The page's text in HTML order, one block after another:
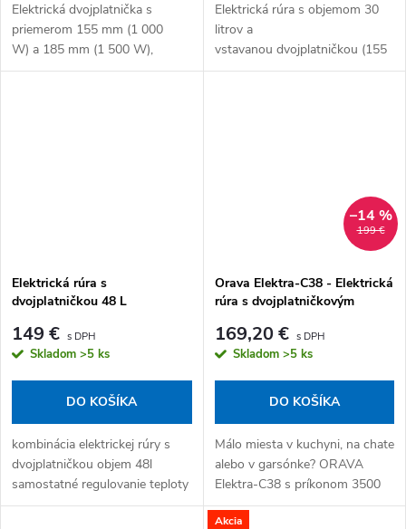
Elektrická dvojplatnička s
priemerom 155 mm (1 000
W) a 185 mm (1 500 W),
plynulou reguláciou teploty
Elektrická rúra s objemom 30
litrov a
vstavanou dvojplatničkou (155
mm / 188 mm), grilovacím
Elektrická rúra s
dvojplatničkou 48 L
149 €
Skladom >5 ks
DO KOŠÍKA
kombinácia elektrickej rúry s
dvojplatničkou objem 48l
samostatné regulovanie teploty
platní ideálna aj na ohrievanie
199 €
–14 %
Orava Elektra-C38 - Elektrická
rúra s dvojplatničkovým
169,20 €
Skladom >5 ks
DO KOŠÍKA
Málo miesta v kuchyni, na chate
alebo v garsónke? ORAVA
Elektra-C38 s príkonom 3500
W kombinuje elektrickú rúru a
sklokeramickú dvojplatničku do
Akcia